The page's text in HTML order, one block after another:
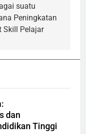
suatu
Peningkatan
Skill Pelajar
dan
Tinggi